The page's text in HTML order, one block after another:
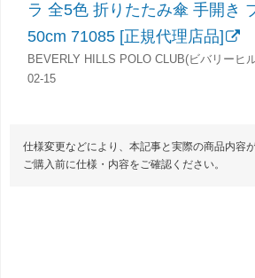
ラ 全5色 折りたたみ傘 手開き
50cm 71085 [正規代理店品]
BEVERLY HILLS POLO CLUB(ビバリーヒ
02-15
仕様変更などにより、本記事と実際の商品内容
ご購入前に仕様・内容をご確認ください。